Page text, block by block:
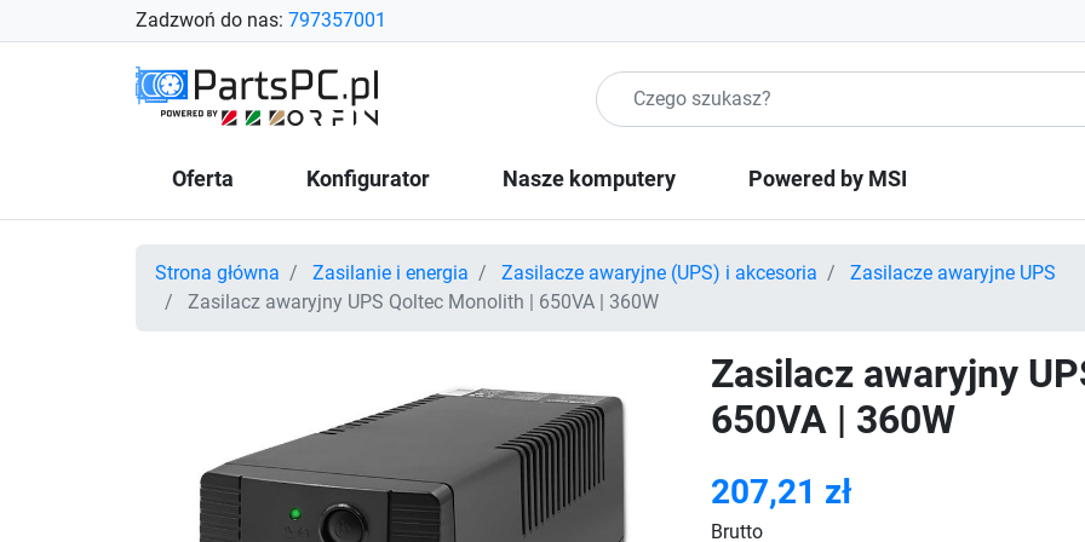
Zadzwoń do nas: 797357001
Szukaj produktow
Oferta Konfigurator Nasze komputery Powered by MSI
Strona główna Zasilanie i energia Zasilacze awaryjne (UPS) i akcesoria
Zasilacze awaryjne UPS
Zasilacz awaryjny UPS Qoltec Monolith | 650VA | 360W
Zasilacz awaryjny
650VA | 360W
207,21 zł
Brutto